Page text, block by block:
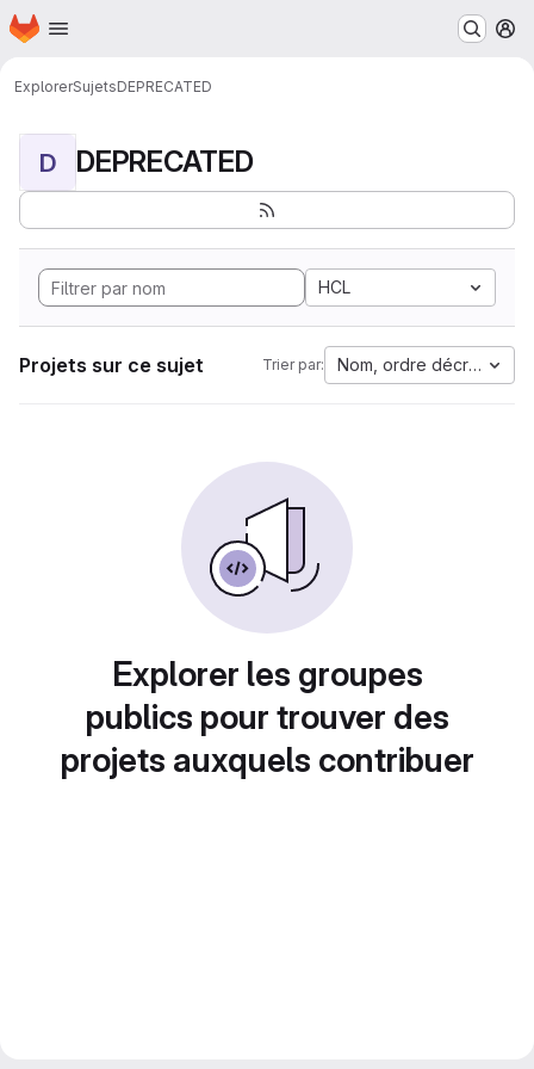
Passer au contenu principal
Page d'accueil
ExplorerSujetsDEPRECATED
D DEPRECATED
HCL
Projets sur ce sujet Trier par: Nom, ordre décroissant
Explorer les groupes
publics pour trouver des
projets auxquels contribuer